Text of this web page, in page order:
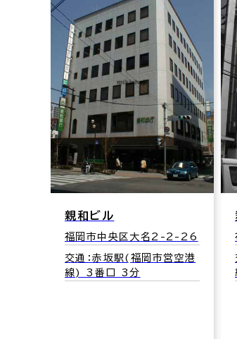
親和ビル
福岡市中央区大名2-2-26
交通：赤坂駅(福岡市営空港
線) 3番口 3分